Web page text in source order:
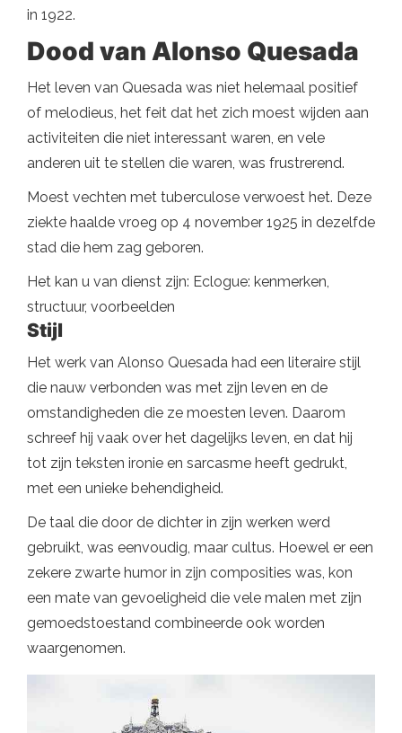
in 1922.
Dood van Alonso Quesada
Het leven van Quesada was niet helemaal positief
of melodieus, het feit dat het zich moest wijden aan
activiteiten die niet interessant waren, en vele
anderen uit te stellen die waren, was frustrerend.
Moest vechten met tuberculose verwoest het. Deze
ziekte haalde vroeg op 4 november 1925 in dezelfde
stad die hem zag geboren.
Het kan u van dienst zijn: Eclogue: kenmerken,
structuur, voorbeelden
Stijl
Het werk van Alonso Quesada had een literaire stijl
die nauw verbonden was met zijn leven en de
omstandigheden die ze moesten leven. Daarom
schreef hij vaak over het dagelijks leven, en dat hij
tot zijn teksten ironie en sarcasme heeft gedrukt,
met een unieke behendigheid.
De taal die door de dichter in zijn werken werd
gebruikt, was eenvoudig, maar cultus. Hoewel er een
zekere zwarte humor in zijn composities was, kon
een mate van gevoeligheid die vele malen met zijn
gemoedstoestand combineerde ook worden
waargenomen.